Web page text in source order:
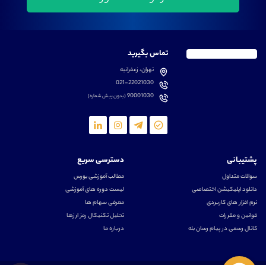
تماس بگیرید
تهران، زعفرانیه
021-22021030
90001030(بدون پیش شماره)
پشتیبانی
سوالات متداول
دانلود اپلیکیشن اختصاصی
نرم افزار های کاربردی
قوانین و مقررات
کانال رسمی در پیام رسان بله
دسترسی سریع
مطالب آموزشی بورس
لیست دوره های آموزشی
معرفی سهام ها
تحلیل تکنیکال رمز ارزها
درباره ما